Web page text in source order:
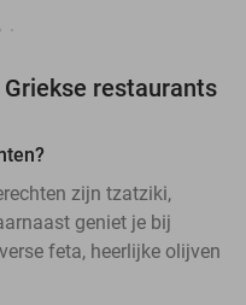
restaurants
zijn tzatziki,
geniet je bij
feta, heerlijke olijven